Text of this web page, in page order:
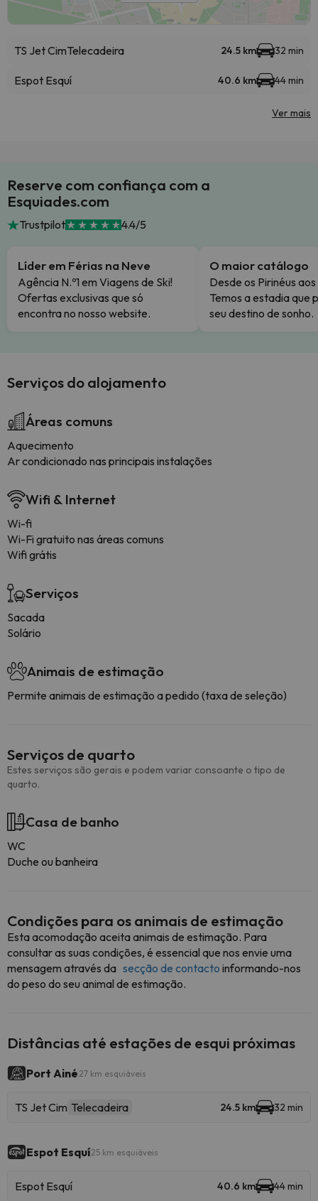
TS Jet CimTelecadeira 24.5 km 32 min
Espot Esquí 40.6 km 44 min
Ver mais
Reserve com confiança com a
Esquiades.com
Trustpilot 4.4/5
Líder em Férias na Neve
Agência N.º1 em Viagens de Ski!
Ofertas exclusivas que só
encontra no nosso website.
O maior catálogo
Desde os Pirinéus
Temos a estadia que
seu destino de sonho.
Serviços do alojamento
Áreas comuns
Aquecimento
Ar condicionado nas principais instalações
Wifi & Internet
Wi-fi
Wi-Fi gratuito nas áreas comuns
Wifi grátis
Serviços
Sacada
Solário
Animais de estimação
Permite animais de estimação a pedido (taxa de seleção)
Serviços de quarto
Estes serviços são gerais e podem variar consoante o tipo de
quarto.
Casa de banho
WC
Duche ou banheira
Condições para os animais de estimação
Esta acomodação aceita animais de estimação. Para
consultar as suas condições, é essencial que nos envie uma
mensagem através da secção de contacto informando-nos
do peso do seu animal de estimação.
Distâncias até estações de esqui próximas
Port Ainé 27 km esquiáveis
TS Jet Cim Telecadeira 24.5 km 32 min
Espot Esquí25 km esquiáveis
Espot Esquí 40.6 km 44 min